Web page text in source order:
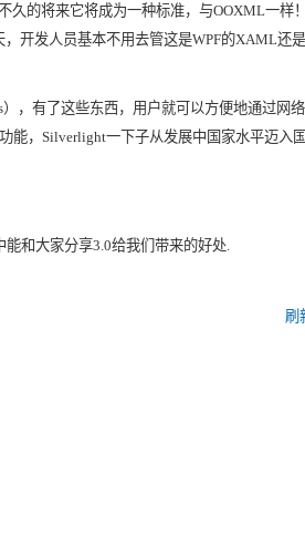
久的将来它将成为一种标准，与OOXML一样
开发人员基本不用去管这是WPF的XAML还是
），有了这些东西，用户就可以方便地通过网
能， Silverlight一下子从发展中国家水平迈入
能和大家分享3.0给我们带来的好处
刷